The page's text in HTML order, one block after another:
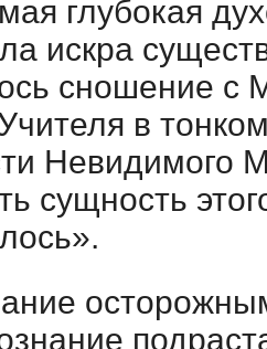
глубокая
искра
сношение
в
Невидимого
сущность